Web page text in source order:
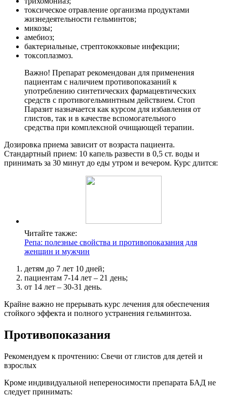
токсическое отравление организма продуктами
жизнедеятельности гельминтов;
микозы;
амебиоз;
бактериальные, стрептококковые инфекции;
токсоплазмоз.
Важно! Препарат рекомендован для применения
пациентам с наличием противопоказаний к
употреблению синтетических фармацевтических
средств с противогельминтным действием. Стоп
Паразит назначается как курсом для избавления от
глистов, так и в качестве вспомогательного
средства при комплексной очищающей терапии.
Дозировка приема зависит от возраста пациента.
Стандартный прием: 10 капель развести в 0,5 ст. воды и
принимать за 30 минут до еды утром и вечером. Курс длится:
Читайте также:
Репа: полезные свойства и противопоказания для
женщин и мужчин
детям до 7 лет 10 дней;
пациентам 7-14 лет – 21 день;
от 14 лет – 30-31 день.
Крайне важно не прерывать курс лечения для обеспечения
стойкого эффекта и полного устранения гельминтоза.
Противопоказания
Рекомендуем к прочтению: Свечи от глистов для детей и
взрослых
Кроме индивидуальной непереносимости препарата БАД не
следует принимать: